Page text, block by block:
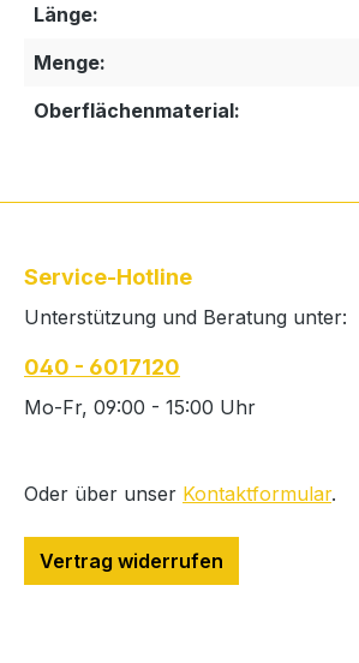
Länge:
Menge:
Oberflächenmaterial:
Service-Hotline
Unterstützung und Beratung unter:
040 - 6017120
Mo-Fr, 09:00 - 15:00 Uhr
Oder über unser Kontaktformular.
Vertrag widerrufen